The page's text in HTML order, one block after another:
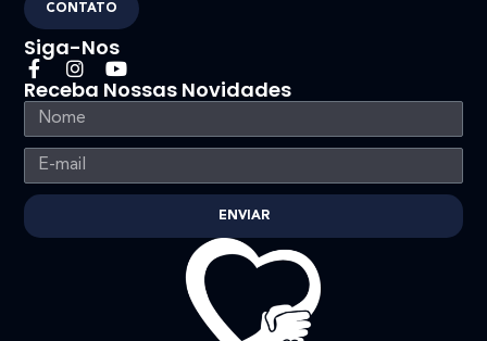
CONTATO
Siga-Nos
Receba Nossas Novidades
ENVIAR